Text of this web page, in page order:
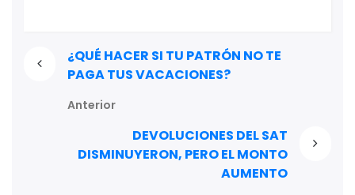
¿QUÉ HACER SI TU PATRÓN NO TE
PAGA TUS VACACIONES?
Anterior
DEVOLUCIONES DEL SAT
DISMINUYERON, PERO EL MONTO
AUMENTO